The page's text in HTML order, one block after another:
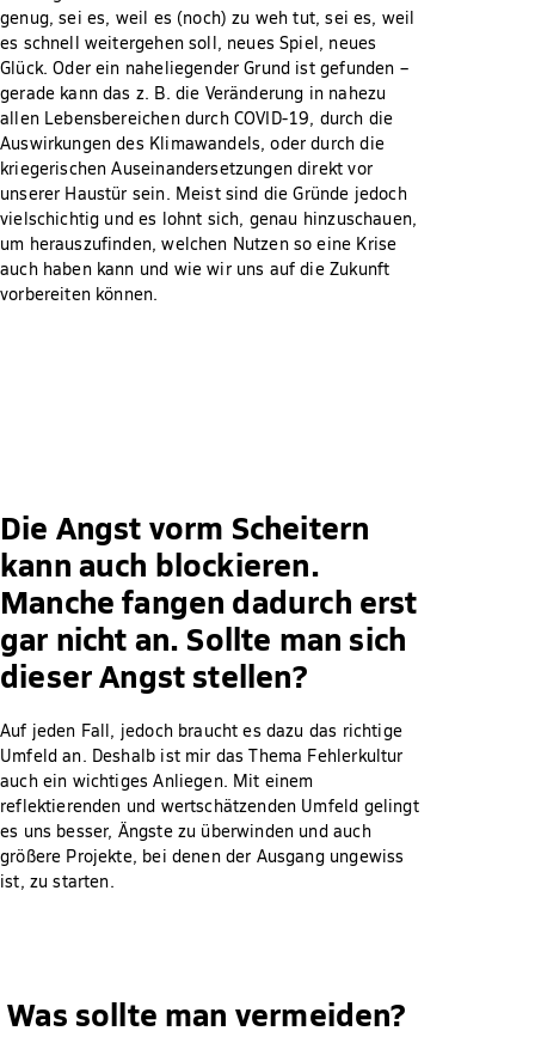
genug, sei es, weil es (noch) zu weh tut, sei es, weil
es schnell weitergehen soll, neues Spiel, neues
Glück. Oder ein naheliegender Grund ist gefunden –
gerade kann das z. B. die Veränderung in nahezu
allen Lebensbereichen durch COVID-19, durch die
Auswirkungen des Klimawandels, oder durch die
kriegerischen Auseinandersetzungen direkt vor
unserer Haustür sein. Meist sind die Gründe jedoch
vielschichtig und es lohnt sich, genau hinzuschauen,
um herauszufinden, welchen Nutzen so eine Krise
auch haben kann und wie wir uns auf die Zukunft
vorbereiten können.
Die Angst vorm Scheitern
kann auch blockieren.
Manche fangen dadurch erst
gar nicht an. Sollte man sich
dieser Angst stellen?
Auf jeden Fall, jedoch braucht es dazu das richtige
Umfeld an. Deshalb ist mir das Thema Fehlerkultur
auch ein wichtiges Anliegen. Mit einem
reflektierenden und wertschätzenden Umfeld gelingt
es uns besser, Ängste zu überwinden und auch
größere Projekte, bei denen der Ausgang ungewiss
ist, zu starten.
Was sollte man vermeiden?